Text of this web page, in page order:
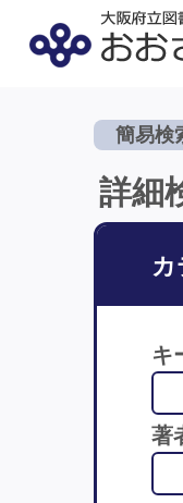
簡易検
詳細
カ
キ
著